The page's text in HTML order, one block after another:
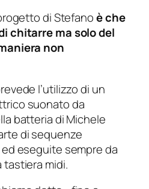
di Stefanoè che
chitarre ma solo del
non
l’utilizzo di un
suonato da
batteria di Michele
di sequenze
eseguite sempre da
midi.